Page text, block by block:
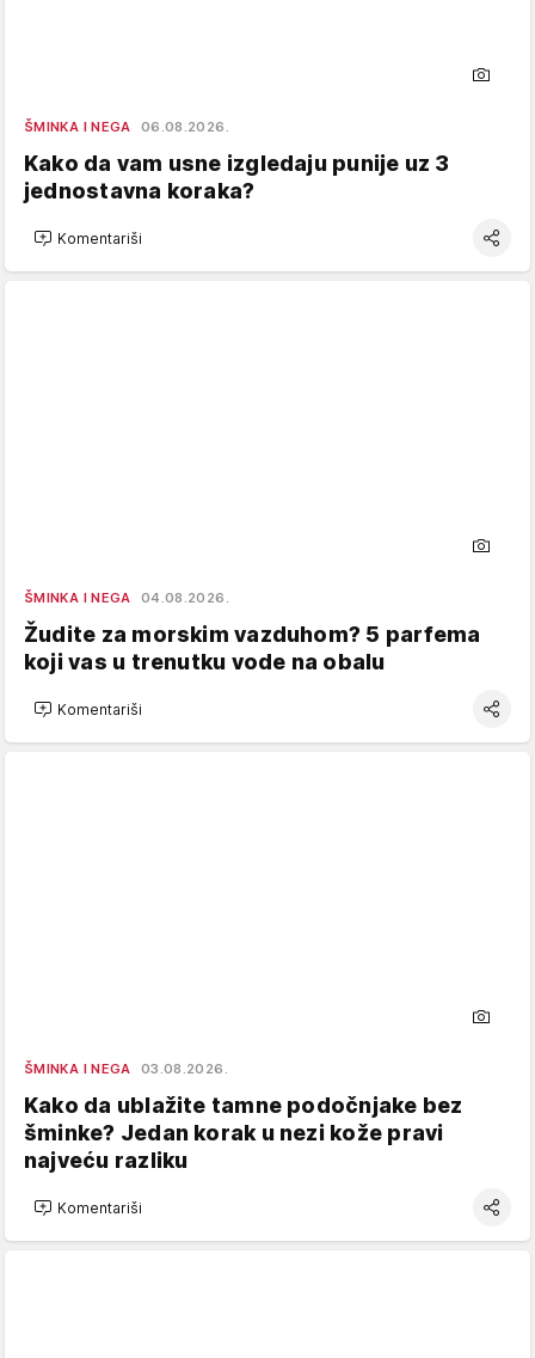
ŠMINKA I NEGA 06.08.2026.
Kako da vam usne izgledaju punije uz 3
jednostavna koraka?
Komentariši
ŠMINKA I NEGA 04.08.2026.
Žudite za morskim vazduhom? 5 parfema
koji vas u trenutku vode na obalu
Komentariši
ŠMINKA I NEGA 03.08.2026.
Kako da ublažite tamne podočnjake bez
šminke? Jedan korak u nezi kože pravi
najveću razliku
Komentariši